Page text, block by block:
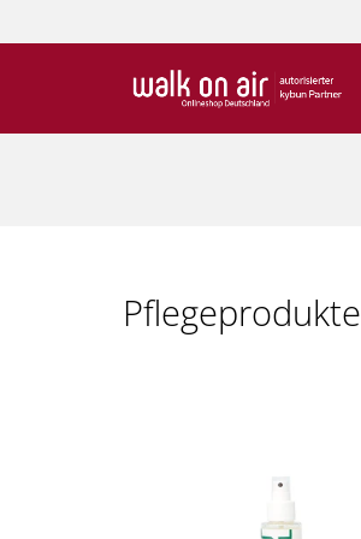
Pflegeprodukte